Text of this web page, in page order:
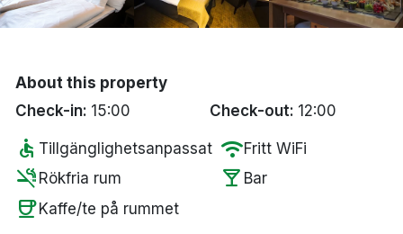
About this property
Check-in: 15:00 Check-out: 12:00
accessible Tillgänglighetsanpassat wifiFritt WiFi
smoke_free Rökfria rum local_bar Bar
coffeeKaffe/te på rummet